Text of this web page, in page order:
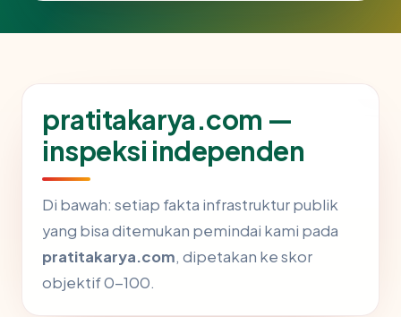
pratitakarya.com —
inspeksi independen
Di bawah: setiap fakta infrastruktur publik
yang bisa ditemukan pemindai kami pada
pratitakarya.com, dipetakan ke skor
objektif 0-100.